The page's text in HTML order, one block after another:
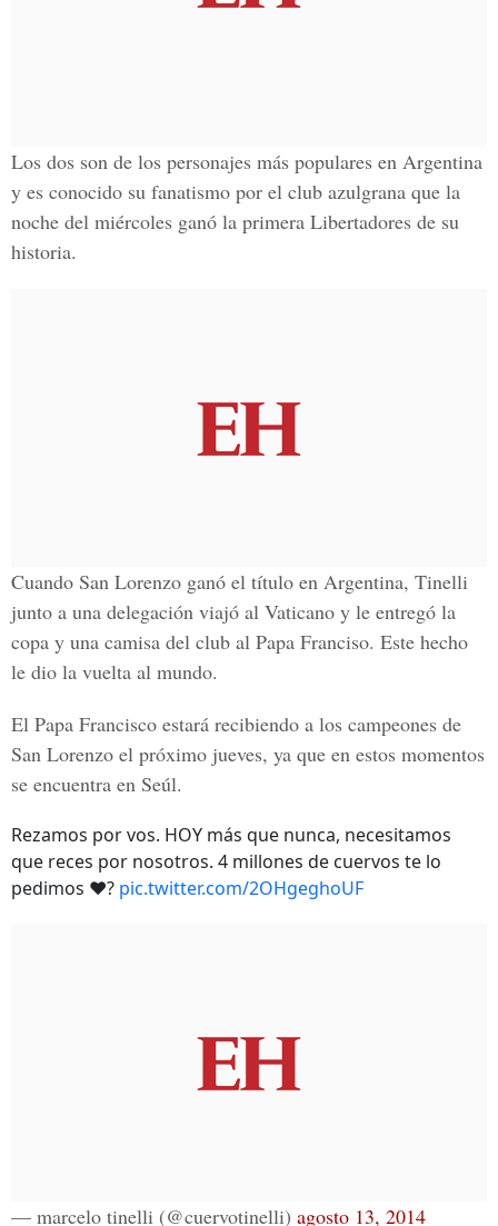
Los dos son de los personajes más populares en Argentina
y es conocido su fanatismo por el club azulgrana que la
noche del miércoles ganó la primera Libertadores de su
historia.
Cuando San Lorenzo ganó el título en Argentina, Tinelli
junto a una delegación viajó al Vaticano y le entregó la
copa y una camisa del club al Papa Franciso. Este hecho
le dio la vuelta al mundo.
El Papa Francisco estará recibiendo a los campeones de
San Lorenzo el próximo jueves, ya que en estos momentos
se encuentra en Seúl.
Rezamos por vos. HOY más que nunca, necesitamos
que reces por nosotros. 4 millones de cuervos te lo
pedimos ❤️? pic.twitter.com/2OHgeghoUF
— marcelo tinelli (@cuervotinelli) agosto 13, 2014